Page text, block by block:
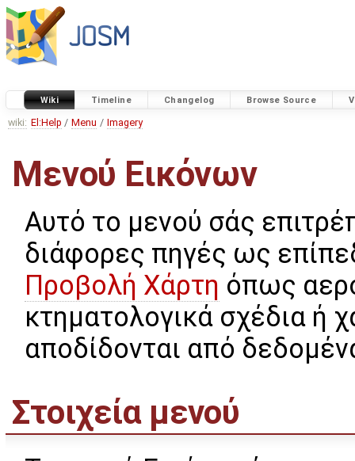
Wiki Timeline Changelog Browse Source
wiki: El:Help / Menu / Imagery
Μενού Εικόνων
Αυτό το μενού σάς
διάφορες πηγές ως
Προβολή Χάρτη όπως
κτηματολογικά σχέδια ή
αποδίδονται από
Στοιχεία μενού